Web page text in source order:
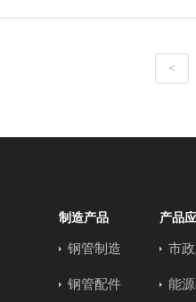
<
制造产品
钢管制造
钢管配件
产品
市
能